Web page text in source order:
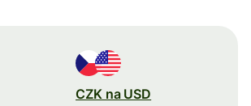
CZK na USD